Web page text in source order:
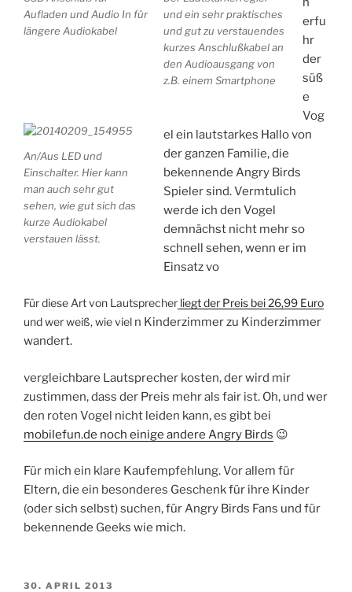
Aufladen und Audio In für
längere Audiokabel
und ein sehr praktisches
und gut zu verstauendes
kurzes Anschlußkabel an
den Audioausgang von
z.B. einem Smartphone
An/Aus LED und
Einschalter. Hier kann
man auch sehr gut
sehen, wie gut sich das
kurze Audiokabel
verstauen lässt.
erfu
hr
der
süß
e
Vog
el ein lautstarkes Hallo von
der ganzen Familie, die
bekennende Angry Birds
Spieler sind. Vermtulich
werde ich den Vogel
demnächst nicht mehr so
schnell sehen, wenn er im
Einsatz vo
Für diese Art von Lautsprecher liegt der Preis bei 26,99 Euro
und wer weiß, wie viel n Kinderzimmer zu Kinderzimmer
wandert.
vergleichbare Lautsprecher kosten, der wird mir
zustimmen, dass der Preis mehr als fair ist. Oh, und wer
den roten Vogel nicht leiden kann, es gibt bei
mobilefun.de noch einige andere Angry Birds 😉
Für mich ein klare Kaufempfehlung. Vor allem für
Eltern, die ein besonderes Geschenk für ihre Kinder
(oder sich selbst) suchen, für Angry Birds Fans und für
bekennende Geeks wie mich.
VERÖFFENTLICHT
30. APRIL 2013